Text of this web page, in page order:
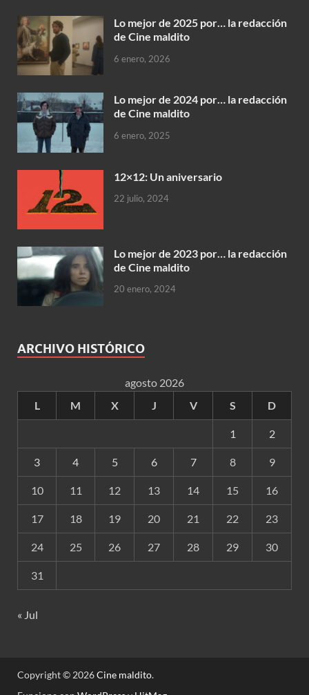
Lo mejor de 2025 por… la redacción
de Cine maldito
6 enero, 2026
Lo mejor de 2024 por… la redacción
de Cine maldito
6 enero, 2025
12×12: Un aniversario
22 julio, 2024
Lo mejor de 2023 por… la redacción
de Cine maldito
20 enero, 2024
ARCHIVO HISTÓRICO
agosto 2026
L
M X J V S D
1 2
3 4 5 6 7 8 9
10 11 12 13 14 15 16
17 18 19 20 21 22 23
24 25 26 27 28 29 30
31
« Jul
Copyright © 2026Cine maldito.